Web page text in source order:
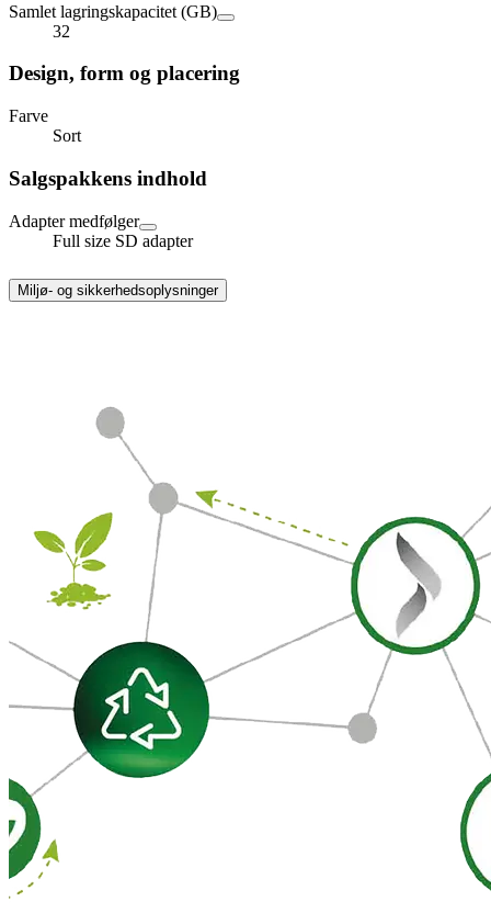
Samlet lagringskapacitet (GB)
32
Design, form og placering
Farve
Sort
Salgspakkens indhold
Adapter medfølger
Full size SD adapter
Miljø- og sikkerhedsoplysninger